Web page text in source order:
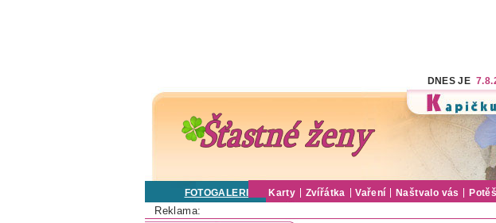
DNES JE
FOTOGALERIE Karty Zvířátka Vaření Naštvalo vás
Reklama: